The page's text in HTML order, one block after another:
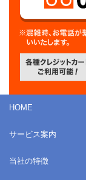
HOME
サービス案内
当社の特徴